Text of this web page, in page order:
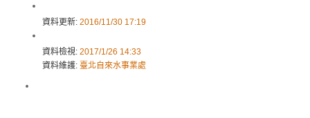
資料更新: 2016/11/30 17:19
資料檢視: 2017/1/26 14:33
資料維護: 臺北自來水事業處